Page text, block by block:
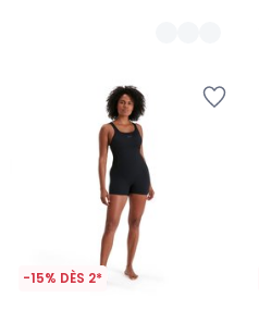
-15% DÈS 2*